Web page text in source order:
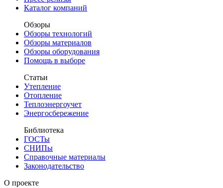
Каталог компаний
Обзоры
Обзоры технологий
Обзоры материалов
Обзоры оборудования
Помощь в выборе
Статьи
Утепление
Отопление
Теплоэнергоучет
Энергосбережение
Библиотека
ГОСТы
СНИПы
Справочные материалы
Законодательство
О проекте